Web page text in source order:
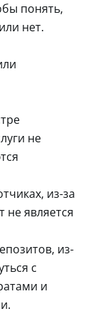
понять,
нет.
не
из-за
не является
из-
с
и